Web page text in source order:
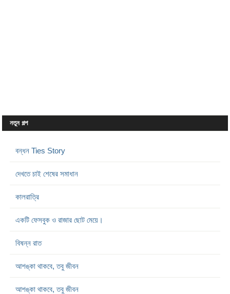
নতুন গল্প
বন্ধন Ties Story
দেখতে চাই শেষের সমাধান
কালরাত্রি
একটি ফেসবুক ও রাজার ছোট মেয়ে।
বিষন্ন রাত
আশঙ্কা থাকবে, তবু জীবন
আশঙ্কা থাকবে, তবু জীবন